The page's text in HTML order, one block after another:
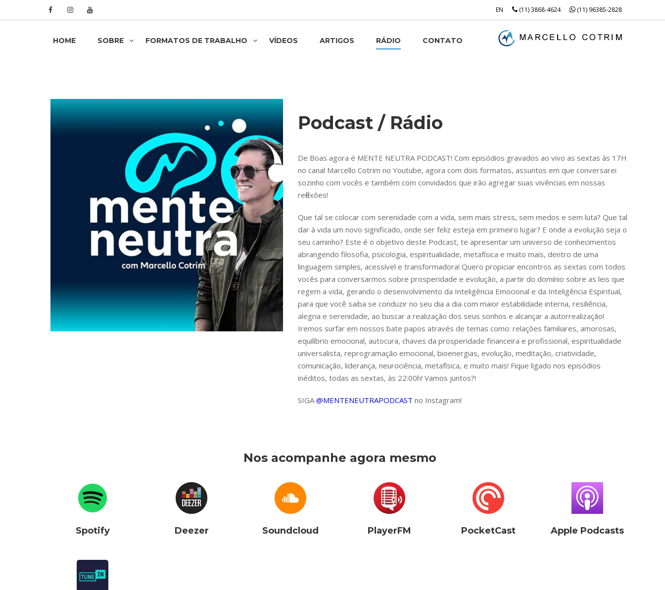
EN (11) 3868-4624 (11) 96385-2828
HOME SOBRE FORMATOS DE TRABALHO VÍDEOS ARTIGOS RÁDIO CONTATO
Podcast / Rádio
De Boas agora é MENTE NEUTRA PODCAST! Com episódios gravados ao vivo as sextas às 17H
no canal Marcello Cotrim no Youtube, agora com dois formatos, assuntos em que conversarei
sozinho com vocês e também com convidados que irão agregar suas vivências em nossas
reflexões!
Que tal se colocar com serenidade com a vida, sem mais stress, sem medos e sem luta? Que tal
dar à vida um novo significado, onde ser feliz esteja em primeiro lugar? E onde a evolução seja o
seu caminho? Este é o objetivo deste Podcast, te apresentar um universo de conhecimentos
abrangendo filosofia, psicologia, espiritualidade, metafísica e muito mais, dentro de uma
linguagem simples, acessível e transformadora! Quero propiciar encontros as sextas com todos
vocês para conversarmos sobre prosperidade e evolução, a partir do domínio sobre as leis que
regem a vida, gerando o desenvolvimento da Inteligência Emocional e da Inteligência Espiritual,
para que você saiba se conduzir no seu dia a dia com maior estabilidade interna, resiliência,
alegria e serenidade, ao buscar a realização dos seus sonhos e alcançar a autorrealização!
Iremos surfar em nossos bate papos através de temas como: relações familiares, amorosas,
equilíbrio emocional, autocura, chaves da prosperidade financeira e profissional, espiritualidade
universalista, reprogramação emocional, bioenergias, evolução, meditação, criatividade,
comunicação, liderança, neurociência, metafísica, e muito mais! Fique ligado nos episódios
inéditos, todas as sextas, às 22:00h! Vamos juntos?!
SIGA@MENTENEUTRAPODCAST no Instagram!
Nos acompanhe agora mesmo
Spotify Deezer Soundcloud PlayerFM PocketCast Apple Podcasts